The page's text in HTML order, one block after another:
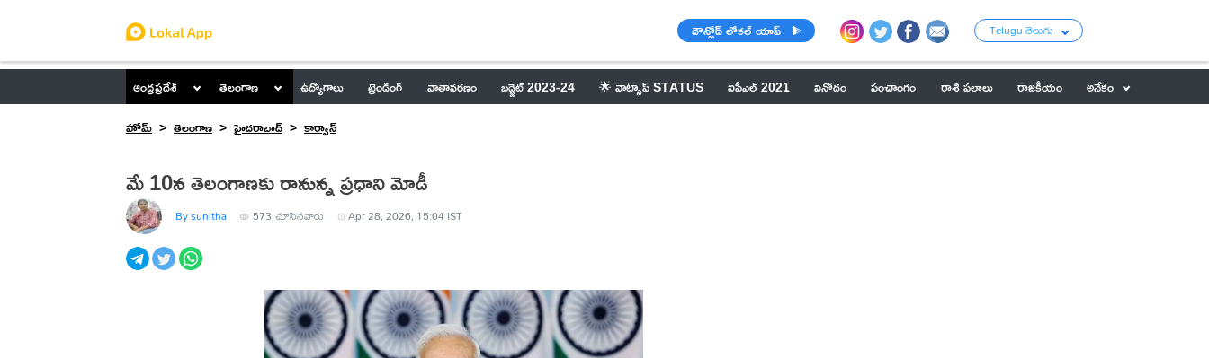
డౌన్లోడ్ లోకల్ యాప్ Telugu తెలుగు
ఆంధ్రప్రదేశ్ తెలంగాణ ఉద్యోగాలు ట్రెండింగ్ వాతావరణం బడ్జెట్ 2023-24 🌟 వాట్సాప్ STATUS ఐపీఎల్ 2021 వినోదం పంచాంగం రాశి ఫలాలు రాజకీయం
అనేకం
హోమ్
తెలంగాణ హైదరాబాద్ కార్వాన్
మే 10న తెలంగాణకు రానున్న ప్రధాని మోడీ
By sunitha 573 చూసినవారు Apr 28, 2026, 15:04 IST